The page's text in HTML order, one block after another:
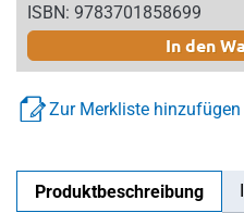
ISBN: 9783701858699
In den
Zur Merkliste hinzufügen
Produktbeschreibung